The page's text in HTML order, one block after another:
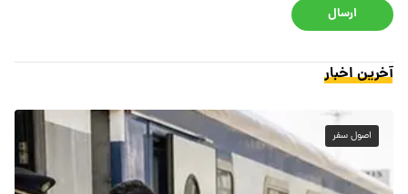
ارسال
آخرین اخبار
اصول سفر